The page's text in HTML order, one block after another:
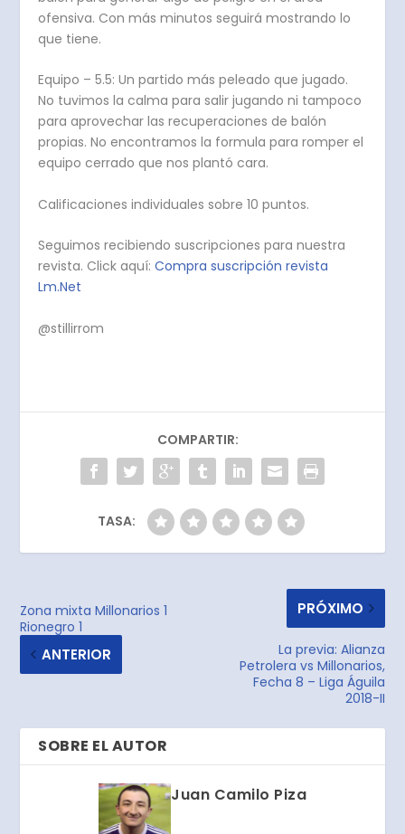
ofensiva. Con más minutos seguirá mostrando lo
que tiene.
Equipo – 5.5: Un partido más peleado que jugado.
No tuvimos la calma para salir jugando ni tampoco
para aprovechar las recuperaciones de balón
propias. No encontramos la formula para romper el
equipo cerrado que nos plantó cara.
Calificaciones individuales sobre 10 puntos.
Seguimos recibiendo suscripciones para nuestra
revista. Click aquí:Compra suscripción revista
Lm.Net
@stillirrom
COMPARTIR:
TASA:
Zona mixta Millonarios 1
Rionegro 1
ANTERIOR
PRÓXIMO
La previa: Alianza
Petrolera vs Millonarios,
Fecha 8 – Liga Águila
2018-II
SOBRE EL AUTOR
Juan Camilo Piza